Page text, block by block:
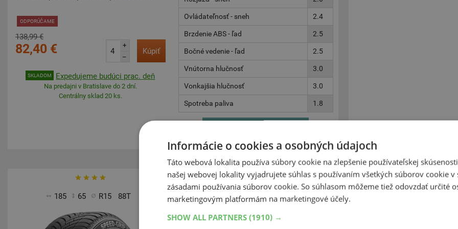
ODPORÚČAME
138,99 €
82,40 €
+
–
Kúpiť
SKLADOM Expedujeme budúci prac. deň
Na predajni v Bratislave do 2 dní.
Centrálny sklad 20 ks.
Ovládateľnosť - sneh 2.4
Brzdenie ABS - ľad 2.5
Bočné vedenie - ľad 2.5
Vnútorna hlučnosť 3.0
Vonkajšia hlučnosť 3.0
Spotreba paliva 1.8
185 65 R15 88T
-41%
Stabilita - sucho 2.5
Ovládateľnosť - sucho 2.5
Brzdenie - sucho
185 65
Informácie o cookies a osobných údajoch
Táto webová lokalita používa súbory cookie na zlepšenie používateľskej
našej webovej lokality vyjadrujete súhlas s používaním všetkých súborov cookie v
zásadami používania súborov cookie. So súhlasom môžeme tiež odovzdať určité
marketingovým platformám na marketingové účely.
SHOW ALL PARTNERS (1910) →